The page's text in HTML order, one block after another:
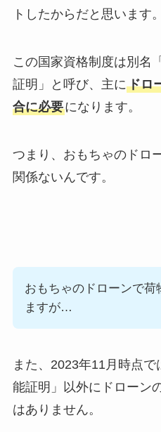
トしたからだと思います。
この国家資格制度は別名
証明」と呼び、主にドロ
合に必要になります。
つまり、おもちゃのドロ
関係ないんです。
おもちゃのドローンで荷
ますが…
また、2023年11月時点
能証明」以外にドローン
はありません。